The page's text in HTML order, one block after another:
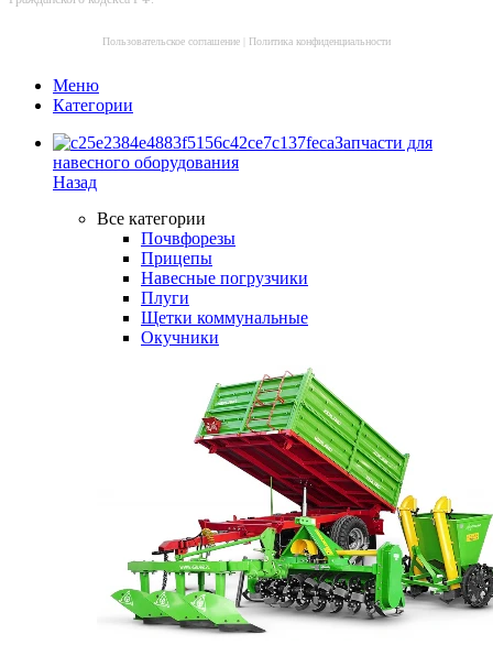
Пользовательское соглашение Политика конфиденциальности
Меню
Категории
Запчасти для
навесного оборудования
Назад
Все категории
Почвфорезы
Прицепы
Навесные погрузчики
Плуги
Щетки коммунальные
Окучники